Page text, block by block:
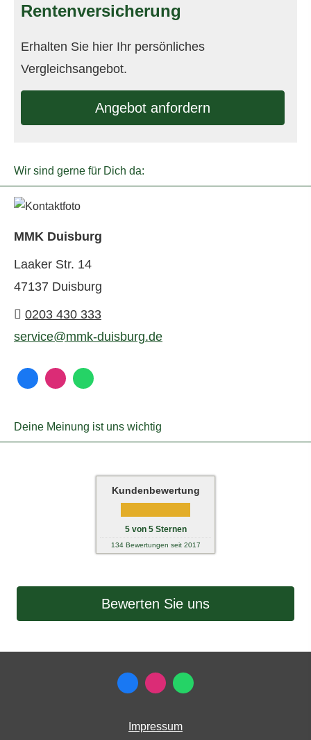
Rentenversicherung
Erhalten Sie hier Ihr persönliches
Vergleichsangebot.
An­ge­bot an­for­dern
Wir sind gerne für Dich da:
MMK Duisburg
Laaker Str. 14
47137 Duisburg
0203 430 333
service@mmk-duisburg.de
Deine Meinung ist uns wichtig
Kundenbewertung
5von 5Sternen
134Bewertungen seit 2017
Bewerten Sie uns
Impressum